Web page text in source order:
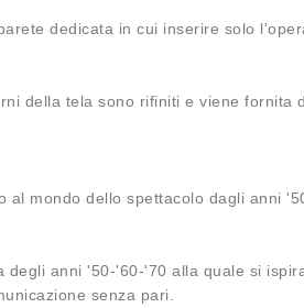
dedicata in cui inserire solo
della tela sono rifiniti e viene fornita
mondo dello spettacolo dagli anni
degli anni '50-'60-'70 alla quale si
senza pari.